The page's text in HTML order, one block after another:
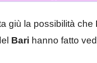
giù la possibilità che
Bari hanno fatto